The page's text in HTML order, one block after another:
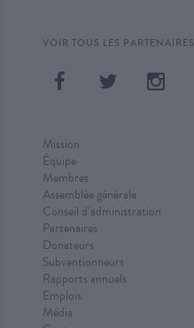
VOIR TOUS LES PARTENAIRES
Mission
Équipe
Membres
Assemblée générale
Conseil d’administration
Partenaires
Donateurs
Subventionneurs
Rapports annuels
Emplois
Média